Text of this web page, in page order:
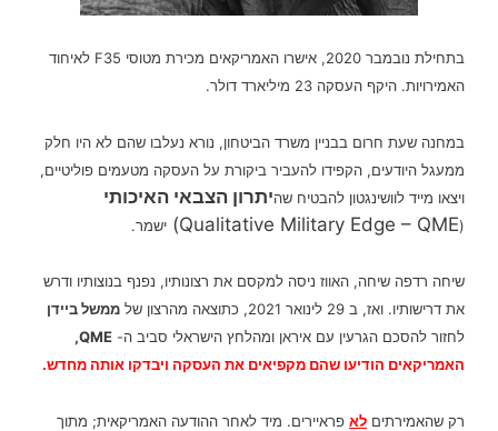
בתחילת נובמבר 2020, אישרו האמריקאים
מכירת מטוסי F35 לאיחוד
האמירויות. היקף העסקה 23 מיליארד דולר.
במחנה שעת חרום בבניין משרד הביטחון, נורא נעלבו שהם לא היו חלק
ממעגל היודעים, הקפידו להעביר ביקורת על העסקה מטעמים פוליטיים,
ויצאו מייד לוושינגטון להבטיח שהיתרון הצבאי האיכותי
(
Qualitative Military Edge – QME) ישמר.
שיחה רדפה שיחה, האווז ניסה למקסם את רצונותיו, נפנף בנוצותיו ודרש
את דרישותיו. ואז, ב 29 לינואר 2021, כתוצאה מהרצון של
ממשל ביידן
לחזור להסכם הגרעין עם איראן ומהלחץ הישראלי סביב ה- QME,
האמריקאים הודיעו שהם מקפיאים את העסקה ויבדקו אותה מחדש.
רק שהאמירתים לא פראיירים. מיד לאחר ההודעה האמריקאית; מתוך